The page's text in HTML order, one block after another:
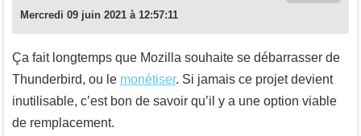
Mercredi 09 juin 2021 à 12:57:11
Ça fait longtemps que Mozilla souhaite se débarrasser de
Thunderbird, ou le monétiser. Si jamais ce projet devient
inutilisable, c’est bon de savoir qu’il y a une option viable
de remplacement.